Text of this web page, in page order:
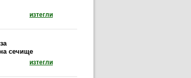
изтеглидокумент: Указания за маркиране на
сечище
изтеглидокумент: Заповед № 361/19.04.2018 г. на